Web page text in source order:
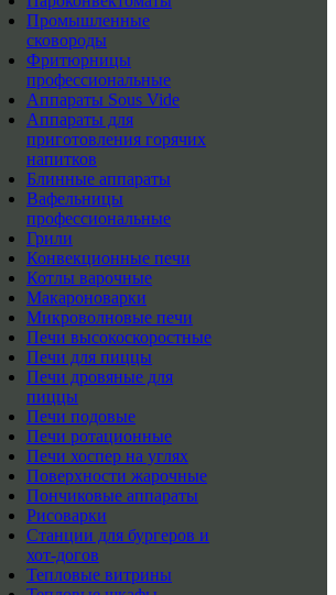
Промышленные
сковороды
Фритюрницы
профессиональные
Аппараты Sous Vide
Аппараты для
приготовления горячих
напитков
Блинные аппараты
Вафельницы
профессиональные
Грили
Конвекционные печи
Котлы варочные
Макароноварки
Микроволновые печи
Печи высокоскоростные
Печи для пиццы
Печи дровяные для
пиццы
Печи подовые
Печи ротационные
Печи хоспер на углях
Поверхности жарочные
Пончиковые аппараты
Рисоварки
Станции для бургеров и
хот-догов
Тепловые витрины